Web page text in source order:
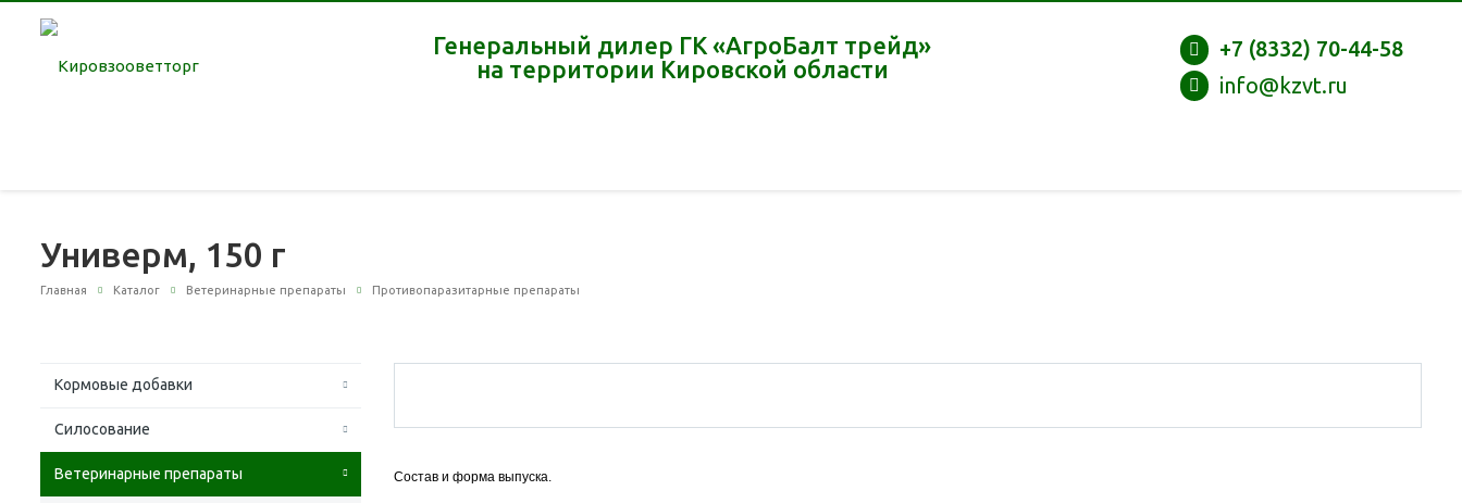
Генеральный дилер ГК «АгроБалт трейд»
на территории Кировской области
+7 (8332) 70-44-58
info@kzvt.ru
Универм, 150 г
Главная Каталог Ветеринарные препараты Противопаразитарные препараты
Кормовые добавки
Силосование
Ветеринарные препараты Состав и форма выпуска.